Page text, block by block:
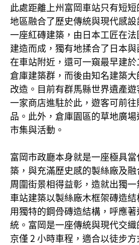
此處距離上州富岡車站只有短
地區融合了歷史傳統與現代感
一座紅磚建築，由日本工匠在
建造而成，獨有地揉合了日本與
在車站附近，還可一窺最早建
倉庫建築群，而後由知名建築
改造。目前有群馬縣世界遺產
一家商店進駐於此，遊客可前
品。此外，倉庫園區的草地廣
市集與活動。
富岡市政廳本身就是一座極具
築，與充滿歷史感的製絲廠及
周圍街景相得益彰，造就出獨一
車站建築以製絲廠木框架磚造
用獨特的鋼骨磚造結構，呼應
統。富岡是一座傳統與現代交
京僅 2 小時車程，適合以徒步方